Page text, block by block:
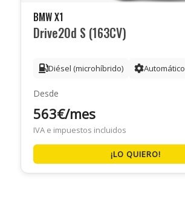
BMW X1
Drive20d S (163CV)
Diésel (microhíbrido) Automático
Desde
563€/mes
IVA e impuestos incluidos
¡LO QUIERO!